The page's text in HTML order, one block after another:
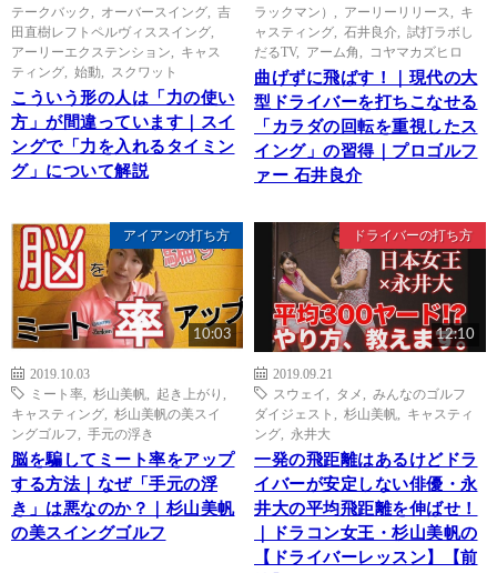
テークバック オーバースイング
吉
田直樹レフトペルヴィススイング
アーリーエクステンション
キャス
ティング
始動 スクワット
こういう形の人は「力の使い
方」が間違っています｜スイ
ングで「力を入れるタイミン
グ」について解説
ラックマン） アーリーリリース
キ
ャスティング
石井良介
試打ラボし
だるTV, アーム角 コヤマカズヒロ
曲げずに飛ばす！｜現代の大
型ドライバーを打ちこなせる
「カラダの回転を重視したス
イング」の習得｜プロゴルフ
ァー 石井良介
アイアンの打ち方
10:03
2019.10.03
ミート率
杉山美帆 起き上がり
キャスティング
杉山美帆の美スイ
ングゴルフ
手元の浮き
脳を騙してミート率をアップ
する方法｜なぜ「手元の浮
き」は悪なのか？｜杉山美帆
の美スイングゴルフ
ドライバーの打ち方
12:10
2019.09.21
スウェイ
タメ
みんなのゴルフ
ダイジェスト
杉山美帆
キャスティ
ング
永井大
一発の飛距離はあるけどドラ
イバーが安定しない俳優・永
井大の平均飛距離を伸ばせ！
｜ドラコン女王・杉山美帆の
【ドライバーレッスン】【前